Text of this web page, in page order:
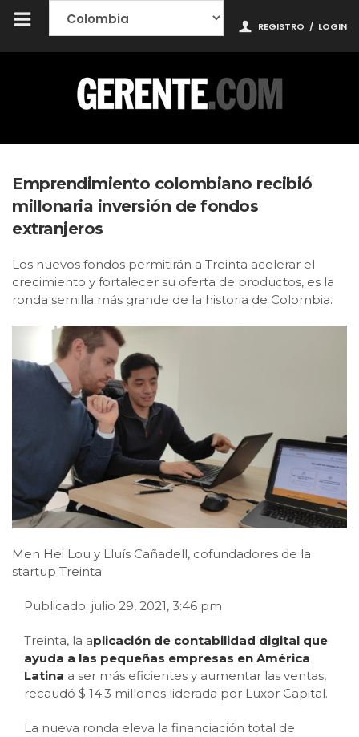
REGISTRO / LOGIN
Emprendimiento colombiano recibió
millonaria inversión de fondos
extranjeros
Los nuevos fondos permitirán a Treinta acelerar el
crecimiento y fortalecer su oferta de productos, es la
ronda semilla más grande de la historia de Colombia.
Men Hei Lou y Lluís Cañadell, cofundadores de la
startup Treinta
Publicado: julio 29, 2021, 3:46 pm
Treinta, la aplicación de contabilidad digital que
ayuda a las pequeñas empresas en América
Latina a ser más eficientes y aumentar las ventas,
recaudó $ 14.3 millones liderada por Luxor Capital.
La nueva ronda eleva la financiación total de